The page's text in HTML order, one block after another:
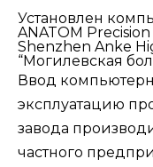
Установлен
ANATOM
Shenzhen Anke
“Могилевская
Ввод
эксплуатацию
завода
частного